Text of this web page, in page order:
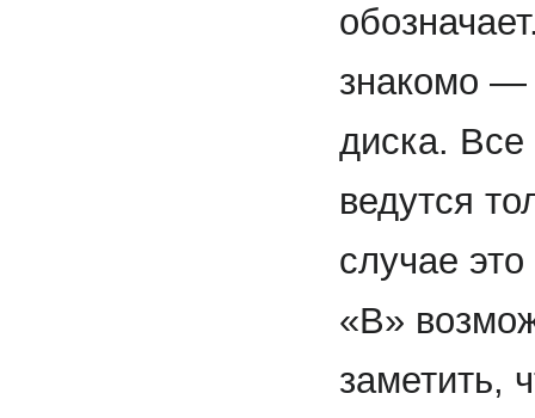
знакомо —
диска. Все
ведутся
случае
«В»
заметить,